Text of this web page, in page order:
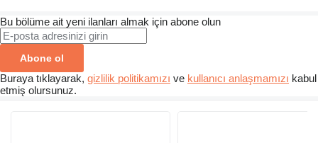
Bu bölüme ait yeni ilanları almak için abone olun
Abone ol
Buraya tıklayarak, gizlilik politikamızı ve kullanıcı anlaşmamızı kabul
etmiş olursunuz.